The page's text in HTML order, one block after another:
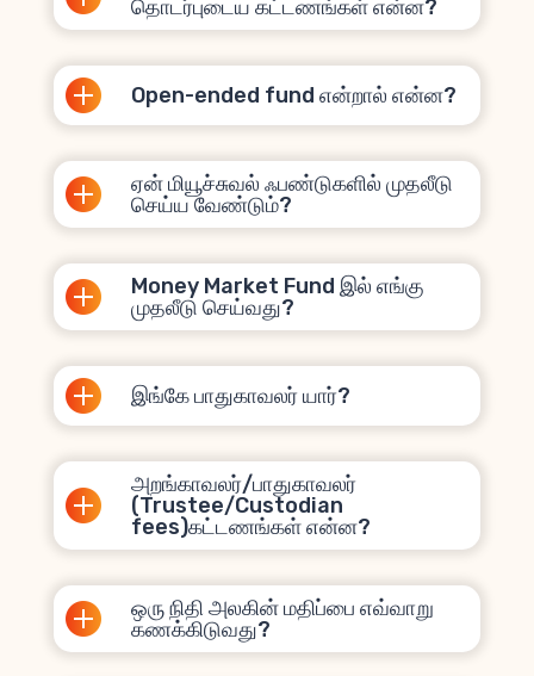
தொடர்புடைய கட்டணங்கள் என்ன?
Open-ended fund என்றால் என்ன?
ஏன் மியூச்சுவல் ஃபண்டுகளில் முதலீடு
செய்ய வேண்டும்?
Money Market Fund இல் எங்கு
முதலீடு செய்வது?
இங்கே பாதுகாவலர் யார்?
அறங்காவலர்/பாதுகாவலர்
(Trustee/Custodian
fees)கட்டணங்கள் என்ன?
ஒரு நிதி அலகின் மதிப்பை எவ்வாறு
கணக்கிடுவது?